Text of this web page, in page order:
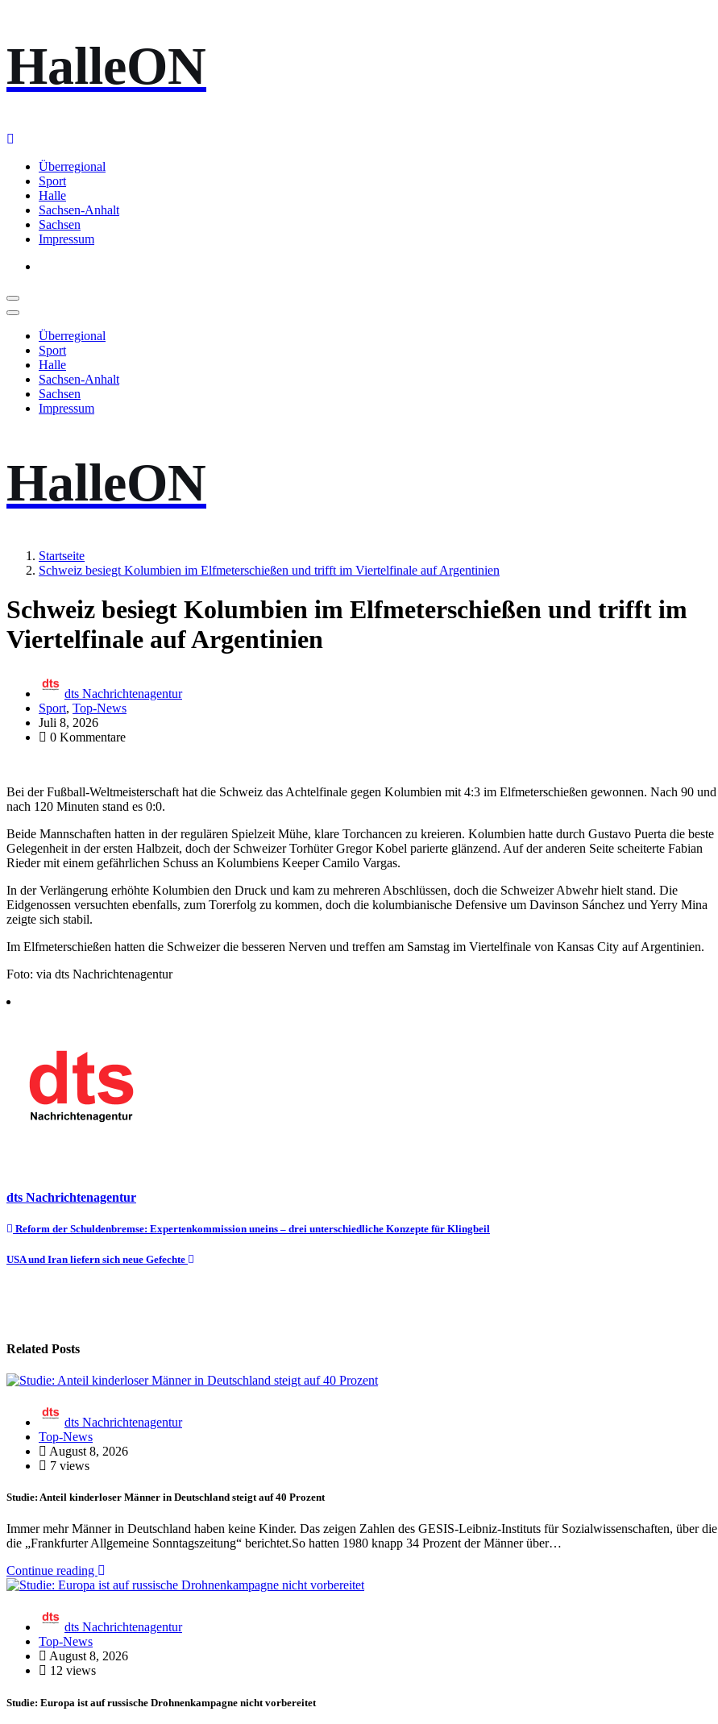
Inhalt
springen
HalleON
Überregional
Sport
Halle
Sachsen-Anhalt
Sachsen
Impressum
Überregional
Sport
Halle
Sachsen-Anhalt
Sachsen
Impressum
HalleON
Startseite
Schweiz besiegt Kolumbien im Elfmeterschießen und trifft im Viertelfinale auf Argentinien
Schweiz besiegt Kolumbien im Elfmeterschießen und trifft im
Viertelfinale auf Argentinien
dts Nachrichtenagentur
Sport, Top-News
Juli 8, 2026
0 Kommentare
Bei der Fußball-Weltmeisterschaft hat die Schweiz das Achtelfinale gegen Kolumbien mit 4:3 im Elfmeterschießen gewonnen. Nach 90 und
nach 120 Minuten stand es 0:0.
Beide Mannschaften hatten in der regulären Spielzeit Mühe, klare Torchancen zu kreieren. Kolumbien hatte durch Gustavo Puerta die beste
Gelegenheit in der ersten Halbzeit, doch der Schweizer Torhüter Gregor Kobel parierte glänzend. Auf der anderen Seite scheiterte Fabian
Rieder mit einem gefährlichen Schuss an Kolumbiens Keeper Camilo Vargas.
In der Verlängerung erhöhte Kolumbien den Druck und kam zu mehreren Abschlüssen, doch die Schweizer Abwehr hielt stand. Die
Eidgenossen versuchten ebenfalls, zum Torerfolg zu kommen, doch die kolumbianische Defensive um Davinson Sánchez und Yerry Mina
zeigte sich stabil.
Im Elfmeterschießen hatten die Schweizer die besseren Nerven und treffen am Samstag im Viertelfinale von Kansas City auf Argentinien.
Foto: via dts Nachrichtenagentur
dts Nachrichtenagentur
Beitragsnavigation
Reform der Schuldenbremse: Expertenkommission uneins – drei unterschiedliche Konzepte für Klingbeil
USA und Iran liefern sich neue Gefechte
Related Posts
dts Nachrichtenagentur
Top-News
August 8, 2026
7 views
Studie: Anteil kinderloser Männer in Deutschland steigt auf 40 Prozent
Immer mehr Männer in Deutschland haben keine Kinder. Das zeigen Zahlen des GESIS-Leibniz-Instituts für Sozialwissenschaften, über die
die „Frankfurter Allgemeine Sonntagszeitung“ berichtet.So hatten 1980 knapp 34 Prozent der Männer über…
Continue reading
dts Nachrichtenagentur
Top-News
August 8, 2026
12 views
Studie: Europa ist auf russische Drohnenkampagne nicht vorbereitet